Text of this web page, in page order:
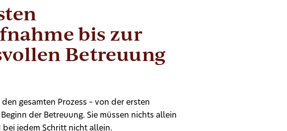
bis zur
Betreuung
gesamten Prozess – von der ersten
der Betreuung. Sie müssen nichts allein
jedem Schritt nicht allein.